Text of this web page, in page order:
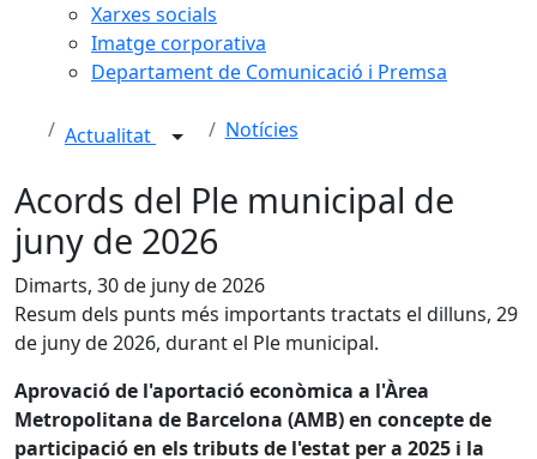
Xarxes socials
Imatge corporativa
Departament de Comunicació i Premsa
Actualitat Notícies
Acords del Ple municipal de
juny de 2026
Dimarts, 30 de juny de 2026
Resum dels punts més importants tractats el dilluns, 29
de juny de 2026, durant el Ple municipal.
Aprovació de l'aportació econòmica a l'Àrea
Metropolitana de Barcelona (AMB) en concepte de
participació en els tributs de l'estat per a 2025 i la